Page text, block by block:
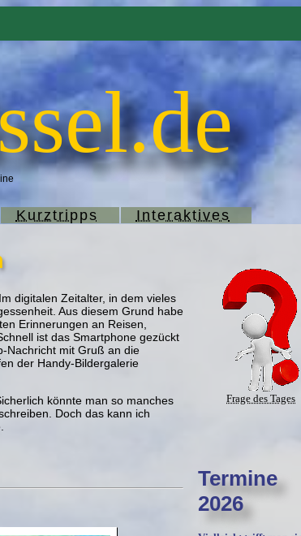
Kurztripps Interaktives
digitalen Zeitalter, in dem vieles
Aus diesem Grund habe
Erinnerungen an Reisen,
ist das Smartphone gezückt
Nachricht mit Gruß an die
der Handy-Bildergalerie
könnte man so manches
Doch das kann ich
Frage des Tages
Termine
2026